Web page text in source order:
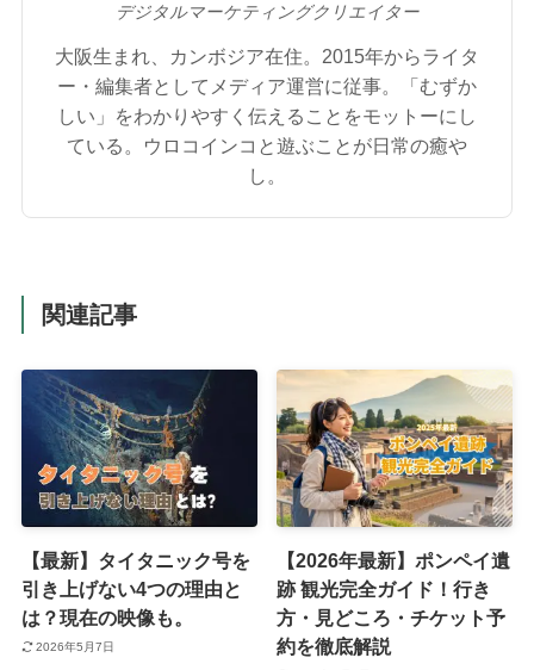
デジタルマーケティングクリエイター
大阪生まれ、カンボジア在住。2015年からライタ
ー・編集者としてメディア運営に従事。「むずか
しい」をわかりやすく伝えることをモットーにし
ている。ウロコインコと遊ぶことが日常の癒や
し。
関連記事
【最新】タイタニック号を
引き上げない4つの理由と
は？現在の映像も。
2026年5月7日
【2026年最新】ポンペイ遺
跡 観光完全ガイド！行き
方・見どころ・チケット予
約を徹底解説